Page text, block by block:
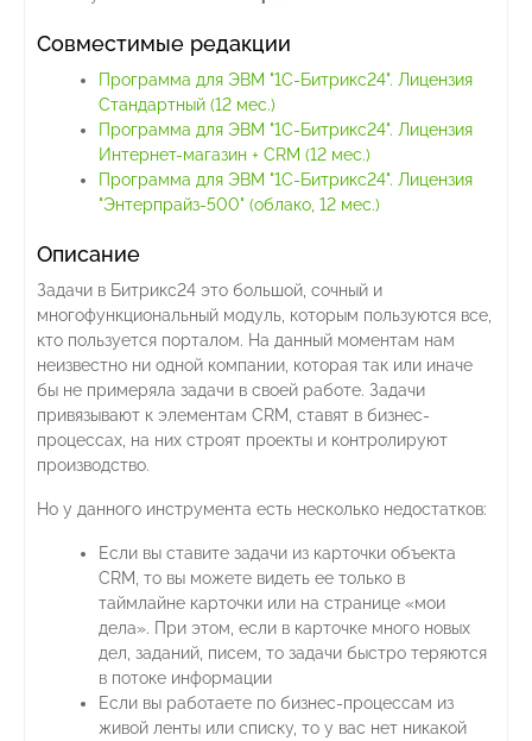
Совместимые редакции
Программа для ЭВМ "1С-Битрикс24". Лицензия
Стандартный (12 мес.)
Программа для ЭВМ "1С-Битрикс24". Лицензия
Интернет-магазин + CRM (12 мес.)
Программа для ЭВМ "1С-Битрикс24". Лицензия
"Энтерпрайз-500" (облако, 12 мес.)
Описание
Задачи в Битрикс24 это большой, сочный и
многофункциональный модуль, которым пользуются все,
кто пользуется порталом. На данный моментам нам
неизвестно ни одной компании, которая так или иначе
бы не примеряла задачи в своей работе. Задачи
привязывают к элементам CRM, ставят в бизнес-
процессах, на них строят проекты и контролируют
производство.
Но у данного инструмента есть несколько недостатков:
Если вы ставите задачи из карточки объекта
CRM, то вы можете видеть ее только в
таймлайне карточки или на странице «мои
дела». При этом, если в карточке много новых
дел, заданий, писем, то задачи быстро теряются
в потоке информации
Если вы работаете по бизнес-процессам из
живой ленты или списку, то у вас нет никакой